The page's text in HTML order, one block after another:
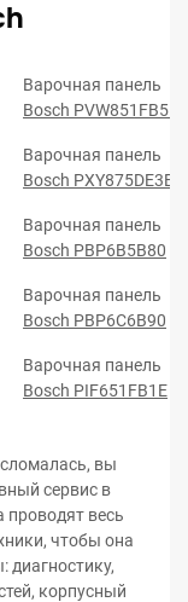
Варочная панель
Bosch PVW851FB5E
Варочная панель
Bosch PXY875DE3E
Варочная панель
Bosch PBP6B5B80
Варочная панель
Bosch PBP6C6B90
Варочная панель
Bosch PIF651FB1E
вы
сервис в
весь
чтобы она
диагностику,
корпусный